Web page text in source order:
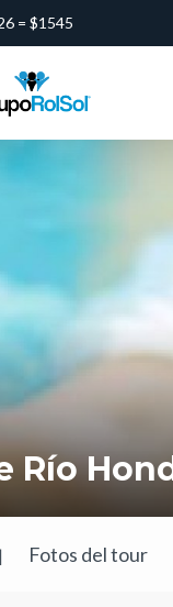
= $1545
Río
| Fotos del tour